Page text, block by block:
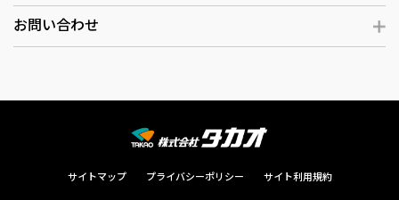
お問い合わせ
サイトマップ プライバシーポリシー サイト利用規約